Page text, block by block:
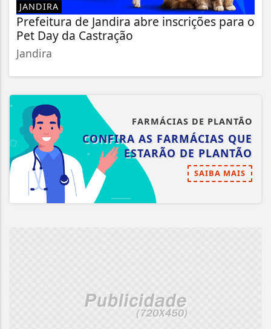
JANDIRA
Prefeitura de Jandira abre inscrições para o
Pet Day da Castração
Jandira
FARMÁCIAS DE PLANTÃO
CONFIRA AS FARMÁCIAS QUE
ESTARÃO DE PLANTÃO
SAIBA MAIS